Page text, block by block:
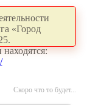
«Город
Скоро что то будет...